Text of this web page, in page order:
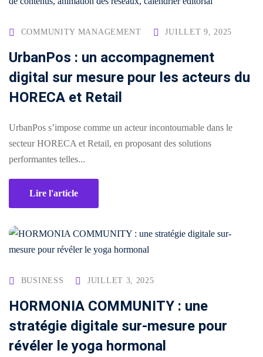
INTELLIGENCE
ARTIFICIELLE ✨
Back
automatisation
ia
web
Packs
de
marque
Packs
print
production
médias
réseaux
sociaux
Packs
stratégiques
COMMUNITY MANAGEMENT JUILLET 9, 2025
UrbanPos : un accompagnement
digital sur mesure pour les acteurs du
HORECA et Retail
UrbanPos s’impose comme un acteur incontournable dans le
secteur HORECA et Retail, en proposant des solutions
performantes telles...
Lire l'article
BUSINESS JUILLET 3, 2025
HORMONIA COMMUNITY : une
stratégie digitale sur-mesure pour
révéler le yoga hormonal